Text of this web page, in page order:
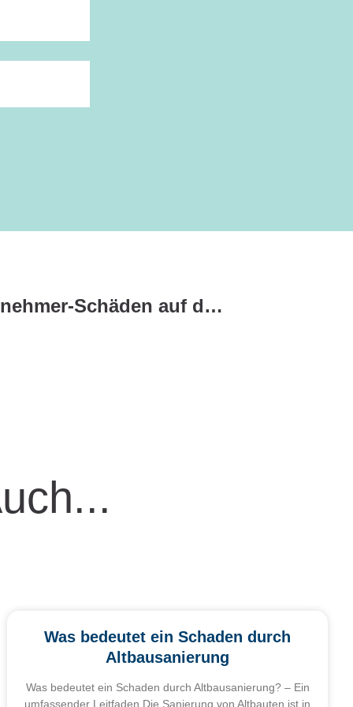
Wie sich Nachunternehmer-Schäden auf die Police auswirken
Was bedeutet ein Schaden durch
Altbausanierung
Was bedeutet ein Schaden durch Altbausanierung? – Ein
umfassender Leitfaden Die Sanierung von Altbauten ist in